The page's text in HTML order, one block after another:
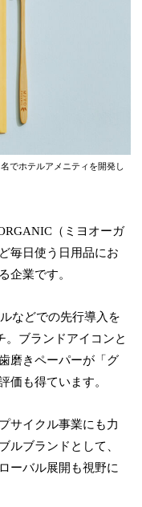
でホテルアメニティを開発し
（ミヨオーガ
毎日使う日用品にお
企業です。
などでの先行導入を
。ブランドアイコンと
磨きペーパーが「グ
価も得ています。
サイクル事業にも力
ルブランドとして、
ーバル展開も視野に